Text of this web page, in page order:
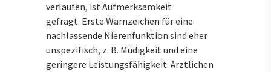
verlaufen, ist Aufmerksamkeit
gefragt. Erste Warnzeichen für eine
nachlassende Nierenfunktion sind eher
unspezifisch, z. B. Müdigkeit und eine
geringere Leistungsfähigkeit. Ärztlichen